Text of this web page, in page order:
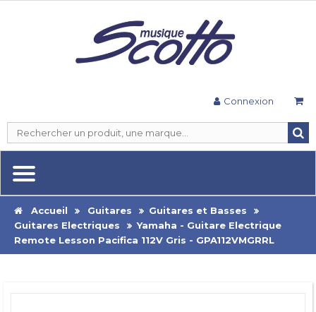
Connexion
Accueil Guitares
Guitares et Basses
Guitares Electriques
Yamaha - Guitare Electrique
Remote Lesson Pacifica 112V Gris - GPA112VMGRRL